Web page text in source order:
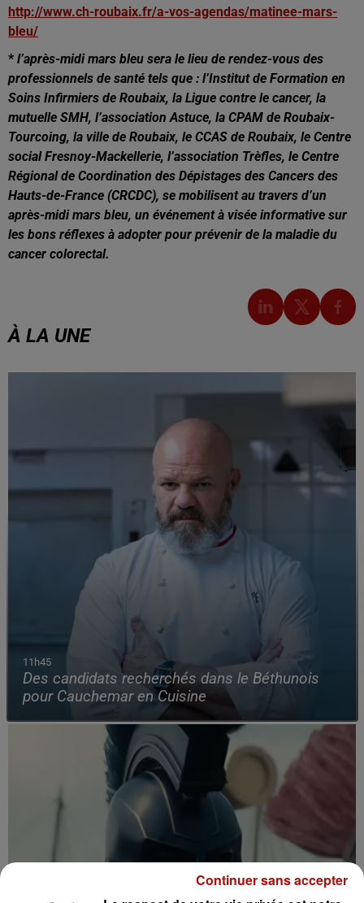
http://www.ch-roubaix.fr/a-vos-agendas/matinee-mars-
bleu/
* l’après-midi mars bleu sera le lieu de rendez-vous des
professionnels de santé tels que : l’Institut de Formation en
Soins Infirmiers de Roubaix, la Ligue contre le cancer, la
mutuelle SMH, l’association Astuce, la CPAM de Roubaix-
Tourcoing, la ville de Roubaix, le CCAS de Roubaix, le Centre
social Fresnoy-Mackellerie, l’association Trèfles, le Centre
Régional de Coordination des Dépistages des Cancers des
Hauts-de-France (CRCDC), se mobilisent au travers d’un
après-midi mars bleu, un événement à visée informative sur
les bons réflexes à adopter pour prévenir de la maladie du
cancer colorectal.
À LA UNE
11h45
Des candidats recherchés dans le Béthunois
pour Cauchemar en Cuisine
Continuer sans accepter